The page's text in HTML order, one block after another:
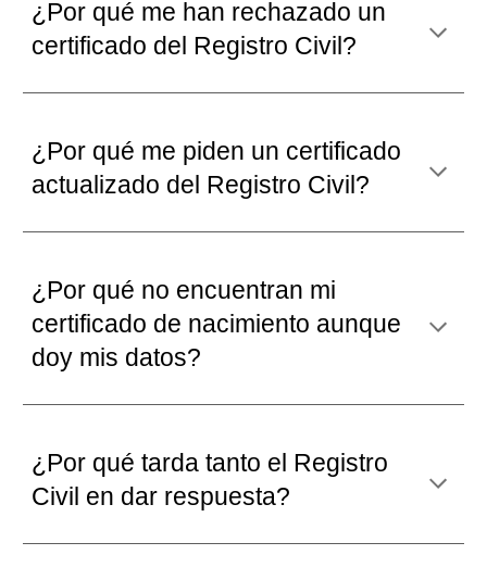
¿Por qué me han rechazado un
certificado del Registro Civil?
¿Por qué me piden un certificado
actualizado del Registro Civil?
¿Por qué no encuentran mi
certificado de nacimiento aunque
doy mis datos?
¿Por quétarda tanto el Registro
Civil en dar respuesta?